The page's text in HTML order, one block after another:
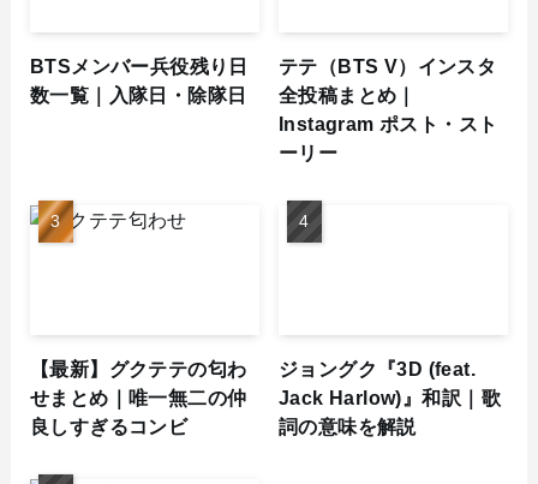
BTSメンバー兵役残り日
数一覧｜入隊日・除隊日
テテ（BTS V）インスタ
全投稿まとめ｜
Instagram ポスト・スト
ーリー
【最新】グクテテの匂わ
せまとめ｜唯一無二の仲
良しすぎるコンビ
ジョングク『3D (feat.
Jack Harlow)』和訳｜歌
詞の意味を解説